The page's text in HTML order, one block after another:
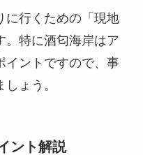
に行くための「現地
。特に酒匂海岸はア
イントですので、事
ょう。
ント解説